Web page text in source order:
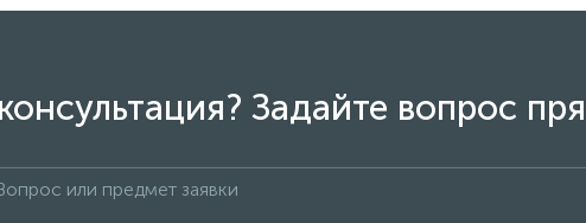
Задайте вопрос